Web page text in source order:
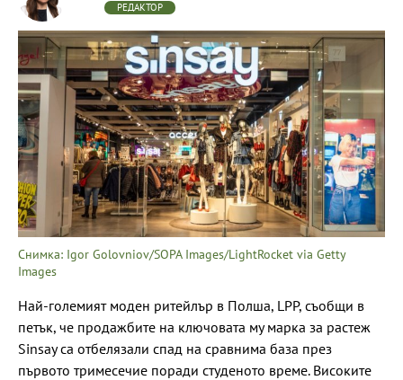
РЕДАКТОР
Снимка: Igor Golovniov/SOPA Images/LightRocket via Getty
Images
Най-големият моден ритейлър в Полша, LPP, съобщи в
петък, че продажбите на ключовата му марка за растеж
Sinsay са отбелязали спад на сравнима база през
първото тримесечие поради студеното време. Високите